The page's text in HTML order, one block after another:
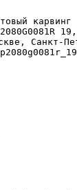
Санкт-